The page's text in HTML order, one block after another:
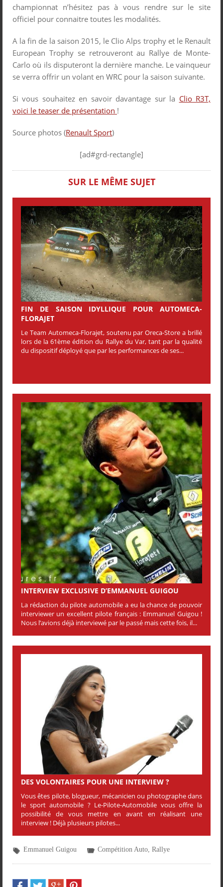
championnat n’hésitez pas à vous rendre sur le site
officiel pour connaitre toutes les modalités.
A la fin de la saison 2015, le Clio Alps trophy et le Renault
European Trophy se retrouveront au Rallye de Monte-
Carlo où ils disputeront la dernière manche. Le vainqueur
se verra offrir un volant en WRC pour la saison suivante.
Si vous souhaitez en savoir davantage sur la Clio R3T,
voici le teaser de présentation !
Source photos (Renault Sport)
[ad#grd-rectangle]
SUR LE MÊME SUJET
FIN DE SAISON IDYLLIQUE POUR AUTOMECA-
FLORAJET
Le Team Automeca-Florajet, soutenu par Oreca-Store a brillé
lors de la 61ème édition du Rallye du Var, tant par la qualité
du dispositif déployé que par les performances de ses...
INTERVIEW EXCLUSIVE D’EMMANUEL GUIGOU
La rédaction du pilote automobile a eu la chance de pouvoir
interviewer un excellent pilote français : Emmanuel Guigou !
Nous l’avions déjà interviewé par le passé mais cette fois, il...
DES VOLONTAIRES POUR UNE INTERVIEW ?
Vous êtes pilote, blogueur, mécanicien ou photographe dans
le sport automobile ? Le-Pilote-Automobile vous offre la
possibilité de vous mettre en avant en réalisant une
interview ! Déjà plusieurs pilotes...
Emmanuel Guigou Compétition Auto, Rallye